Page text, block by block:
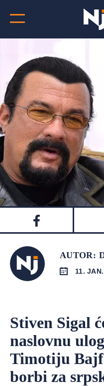
AUTOR:
11.
Stiven Sigal
naslovnu
Timotiju
borbi za